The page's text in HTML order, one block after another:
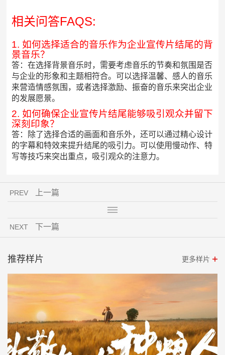
相关问答FAQS:
1. 如何选择适合的音乐作为企业宣传片结尾的背
景音乐？
答：在选择背景音乐时，需要考虑音乐的节奏和氛围是否
与企业的形象和主题相符合。可以选择温馨、感人的音乐
来营造情感氛围，或者选择激励、振奋的音乐来突出企业
的发展愿景。
2. 如何确保企业宣传片结尾能够吸引观众并留下
深刻印象？
答：除了选择合适的画面和音乐外，还可以通过精心设计
的字幕和特效来提升结尾的吸引力。可以使用慢动作、特
写等技巧来突出重点，吸引观众的注意力。
PREV 上一篇
NEXT 下一篇
推荐样片 更多样片